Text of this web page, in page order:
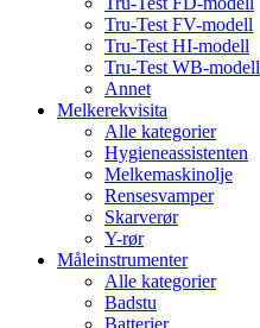
Tru-Test FV-modell
Tru-Test HI-modell
Tru-Test WB-modell
Annet
Melkerekvisita
Alle kategorier
Hygieneassistenten
Melkemaskinolje
Rensesvamper
Skarverør
Y-rør
Måleinstrumenter
Alle kategorier
Badstu
Batterier